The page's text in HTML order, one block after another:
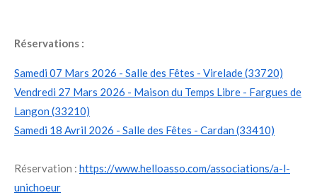
Réservations :
Samedi 07 Mars 2026 - Salle des Fêtes - Virelade (33720)
Vendredi 27 Mars 2026 - Maison du Temps Libre - Fargues de
Langon (33210)
Samedi 18 Avril 2026 - Salle des Fêtes - Cardan (33410)
Réservation : https://www.helloasso.com/associations/a-l-
unichoeur